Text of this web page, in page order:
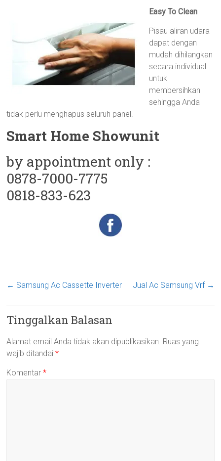
Easy To Clean
Pisau aliran udara
dapat dengan
mudah dihilangkan
secara individual
untuk
membersihkan
sehingga Anda
tidak perlu menghapus seluruh panel.
Smart Home Showunit
by appointment only :
0878-7000-7775
0818-833-623
← Samsung Ac Cassette Inverter Jual Ac Samsung Vrf →
Tinggalkan Balasan
Alamat email Anda tidak akan dipublikasikan. Ruas yang
wajib ditandai*
Komentar*